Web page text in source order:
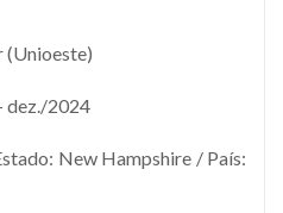
(Unioeste)
dez./2024
New Hampshire / País: